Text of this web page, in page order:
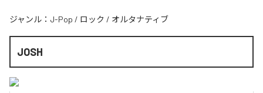
ジャンル： J-Pop / ロック / オルタナティブ
JOSH